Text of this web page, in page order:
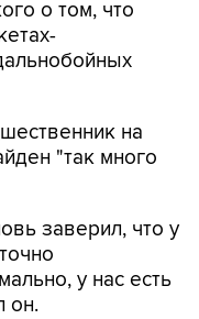
о том, что
на
"так много
заверил, что у
у нас есть
он.